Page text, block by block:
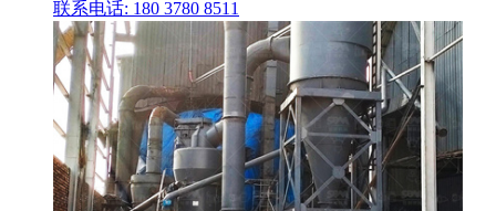
联系电话: 180 3780 8511